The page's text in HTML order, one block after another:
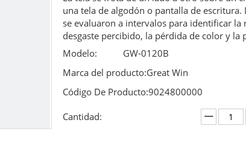
una tela de algodón o pantalla de escritura.
se evaluaron a intervalos para identificar la
desgaste percibido, la pérdida de color y la
Modelo:
GW-0120B
Marca del producto:Great Win
Código De Producto:9024800000
Cantidad: